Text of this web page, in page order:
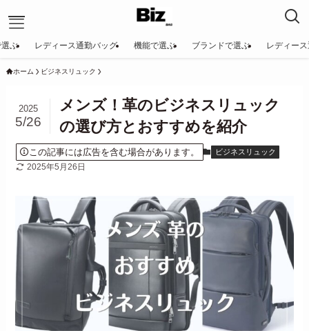
トップページへ
ビジネスリュック一覧
アマゾンでお得に買う
ビジネスリュックのランキング
Amazonでお得に購入
ぶ レディース通勤バッグ 機能で選ぶ ブランドで選ぶ レディー
ホーム ビジネスリュック
メンズ！革のビジネスリュック
の選び方とおすすめを紹介
2025
5/26
この記事には広告を含む場合があります。 ビジネスリュック
2025年5月26日